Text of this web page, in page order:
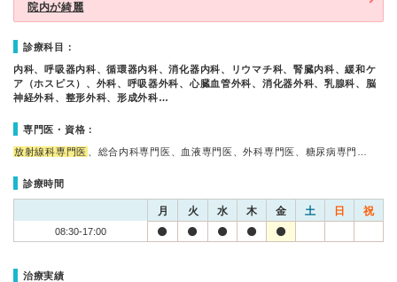
院内が綺麗
診療科目：
内科、呼吸器内科、循環器内科、消化器内科、リウマチ科、腎臓内科、緩和ケ
ア（ホスピス）、外科、呼吸器外科、心臓血管外科、消化器外科、乳腺科、脳
神経外科、整形外科、形成外科…
専門医・資格：
放射線科専門医 、総合内科専門医、血液専門医、外科専門医、糖尿病専門…
診療時間
月 火 水 木 金 土 日 祝
08:30-17:00
治療実績